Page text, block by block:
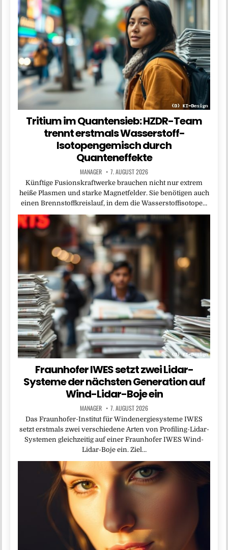
Tritium im Quantensieb: HZDR-Team
trennt erstmals Wasserstoff-
Isotopengemisch durch
Quanteneffekte
MANAGER 7. AUGUST 2026
Künftige Fusionskraftwerke brauchen nicht nur extrem
heiße Plasmen und starke Magnetfelder. Sie benötigen auch
einen Brennstoffkreislauf, in dem die Wasserstoffisotope…
Fraunhofer IWES setzt zwei Lidar-
Systeme der nächsten Generation auf
Wind-Lidar-Boje ein
MANAGER 7. AUGUST 2026
Das Fraunhofer-Institut für Windenergiesysteme IWES
setzt erstmals zwei verschiedene Arten von Profiling-Lidar-
Systemen gleichzeitig auf einer Fraunhofer IWES Wind-
Lidar-Boje ein. Ziel…